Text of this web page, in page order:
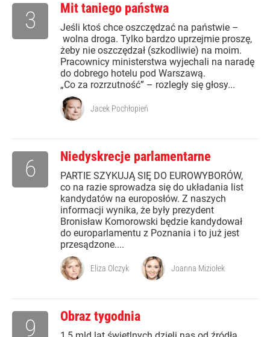
Mit taniego państwa
Jeśli ktoś chce oszczędzać na państwie –
wolna droga. Tylko bardzo uprzejmie proszę,
żeby nie oszczędzał (szkodliwie) na moim.
Pracownicy ministerstwa wyjechali na naradę
do dobrego hotelu pod Warszawą.
„Co za rozrzutność” – rozległy się głosy...
3
Jacek Pochłopień
Niedyskrecje parlamentarne
PARTIE SZYKUJĄ SIĘ DO EUROWYBORÓW,
co na razie sprowadza się do układania list
kandydatów na europosłów. Z naszych
informacji wynika, że były prezydent
Bronisław Komorowski będzie kandydował
do europarlamentu z Poznania i to już jest
przesądzone....
6
Eliza Olczyk Joanna Miziołek
Obraz tygodnia
9